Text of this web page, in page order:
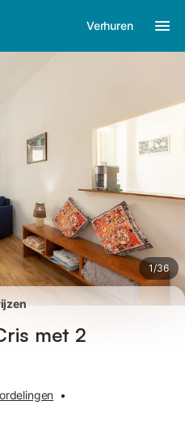
Verhuren
1/36
met 2
•